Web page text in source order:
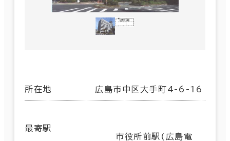
所在地 広島市中区大手町4-6-16
最寄駅
市役所前駅(広島電